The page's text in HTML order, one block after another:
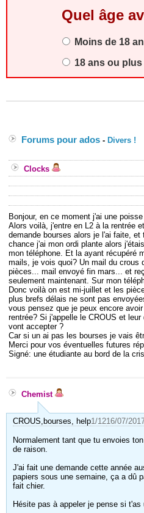
Quel âge
Moins de 18
18 ans ou plus
Forums pour ados - Divers !
Clocks
Bonjour, en ce moment j'ai une
Alors voilà, j'entre en L2 à la rentrée
demande bourses alors je l'ai faite,
chance j'ai mon ordi plante alors
mon téléphone. Et la ayant récupéré
mails, je vois quoi? Un mail du crous
pièces... mail envoyé fin mars... et
seulement maintenant. Sur mon
Donc voilà on est mi-juillet et les
plus brefs délais ne sont pas
vous pensez que je peux encore
rentrée? Si j'appelle le CROUS et
vont accepter ?
Car si un ai pas les bourses je vais
Merci pour vos éventuelles futures
Signé: une étudiante au bord de la
Chemist
CROUS,bourses, help1/1216/07/
Normalement tant que tu envoies
de raison.
J'ai fait une demande cette année
papiers sous une semaine, ça a dû
fait chier.
Hésite pas à appeler je pense si t'as